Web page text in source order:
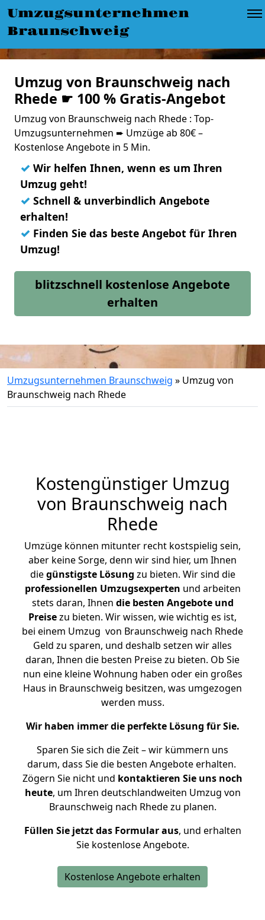
Umzugsunternehmen
Braunschweig
Umzug von Braunschweig nach
Rhede ☛ 100 % Gratis-Angebot
Umzug von Braunschweig nach Rhede : Top-
Umzugsunternehmen ➨ Umzüge ab 80€ –
Kostenlose Angebote in 5 Min.
✓ Wir helfen Ihnen, wenn es um Ihren
Umzug geht!
✓ Schnell & unverbindlich Angebote
erhalten!
✓ Finden Sie das beste Angebot für Ihren
Umzug!
blitzschnell kostenlose Angebote
erhalten
Umzugsunternehmen Braunschweig » Umzug von
Braunschweig nach Rhede
Kostengünstiger Umzug
von Braunschweig nach
Rhede
Umzüge können mitunter recht kostspielig sein,
aber keine Sorge, denn wir sind hier, um Ihnen
diegünstigste Lösung zu bieten. Wir sind die
professionellen Umzugsexperten und arbeiten
stets daran, Ihnen die besten Angebote und
Preisezu bieten. Wir wissen, wie wichtig es ist,
bei einem Umzug von Braunschweig nach Rhede
Geld zu sparen, und deshalb setzen wir alles
daran, Ihnen die besten Preise zu bieten. Ob Sie
nun eine kleine Wohnung haben oder ein großes
Haus in Braunschweig besitzen, was umgezogen
werden muss.
Wir haben immer die perfekte Lösung für Sie.
Sparen Sie sich die Zeit – wir kümmern uns
darum, dass Sie die besten Angebote erhalten.
Zögern Sie nicht und kontaktieren Sie uns noch
heute, um Ihren deutschlandweiten Umzug von
Braunschweig nach Rhede zu planen.
Füllen Sie jetzt das Formular aus, und erhalten
Sie kostenlose Angebote.
Kostenlose Angebote erhalten